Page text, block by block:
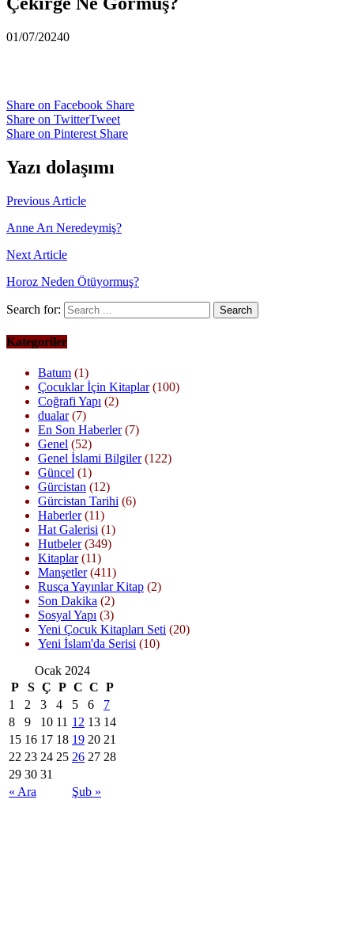
01/07/20240
Share on Facebook Share
Share on TwitterTweet
Share on Pinterest Share
Yazı dolaşımı
Previous Article
Anne Arı Neredeymiş?
Next Article
Horoz Neden Ötüyormuş?
Search for:
Kategoriler
Batum (1)
Çocuklar İçin Kitaplar(100)
Coğrafi Yapı (2)
dualar(7)
En Son Haberler(7)
Genel (52)
Genel İslami Bilgiler(122)
Güncel (1)
Gürcistan (12)
Gürcistan Tarihi (6)
Haberler(11)
Hat Galerisi (1)
Hutbeler(349)
Kitaplar(11)
Manşetler(411)
Rusça Yayınlar Kitap (2)
Son Dakika (2)
Sosyal Yapı (3)
Yeni Çocuk Kitapları Seti (20)
Yeni İslam'da Serisi (10)
Ocak 2024
P
S Ç P C C P
« Ara Şub »
1 2 3 4 5 6
7
8
9 10 11 12 13 14
15 16 17 18 19 20 21
22 23 24 25 26 27 28
29 30 31